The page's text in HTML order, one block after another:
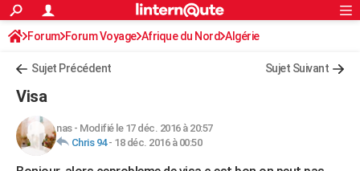
ACTUALITÉS
Politique
Société
Faits Divers
Education
Monde
Villes
+
FINANCE
Retraite
Impôts
Epargne
Immobilier
Risques naturels par ville
Banque
Assurance
Crédit
AUTO
S'inscrire
Connexion
Forum Forum Voyage Afrique du Nord Algérie
Sujet Précédent Sujet Suivant
Visa
nas- Modifié le 17 déc. 2016 à 20:57
Chris 94- 18 déc. 2016 à 00:50